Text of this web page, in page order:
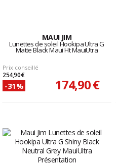
MAUI JIM
Lunettes de soleil Hookipa Ultra G
Matte Black Maui Ht MauiUtra
Prix conseillé
254,90 €
-31% 174,90 €